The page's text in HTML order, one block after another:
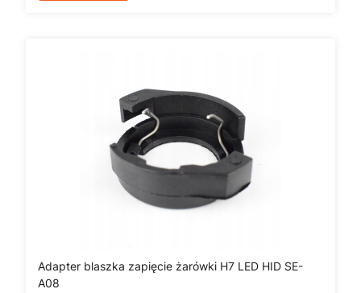
Adapter blaszka zapięcie żarówki H7 LED HID SE-
A08